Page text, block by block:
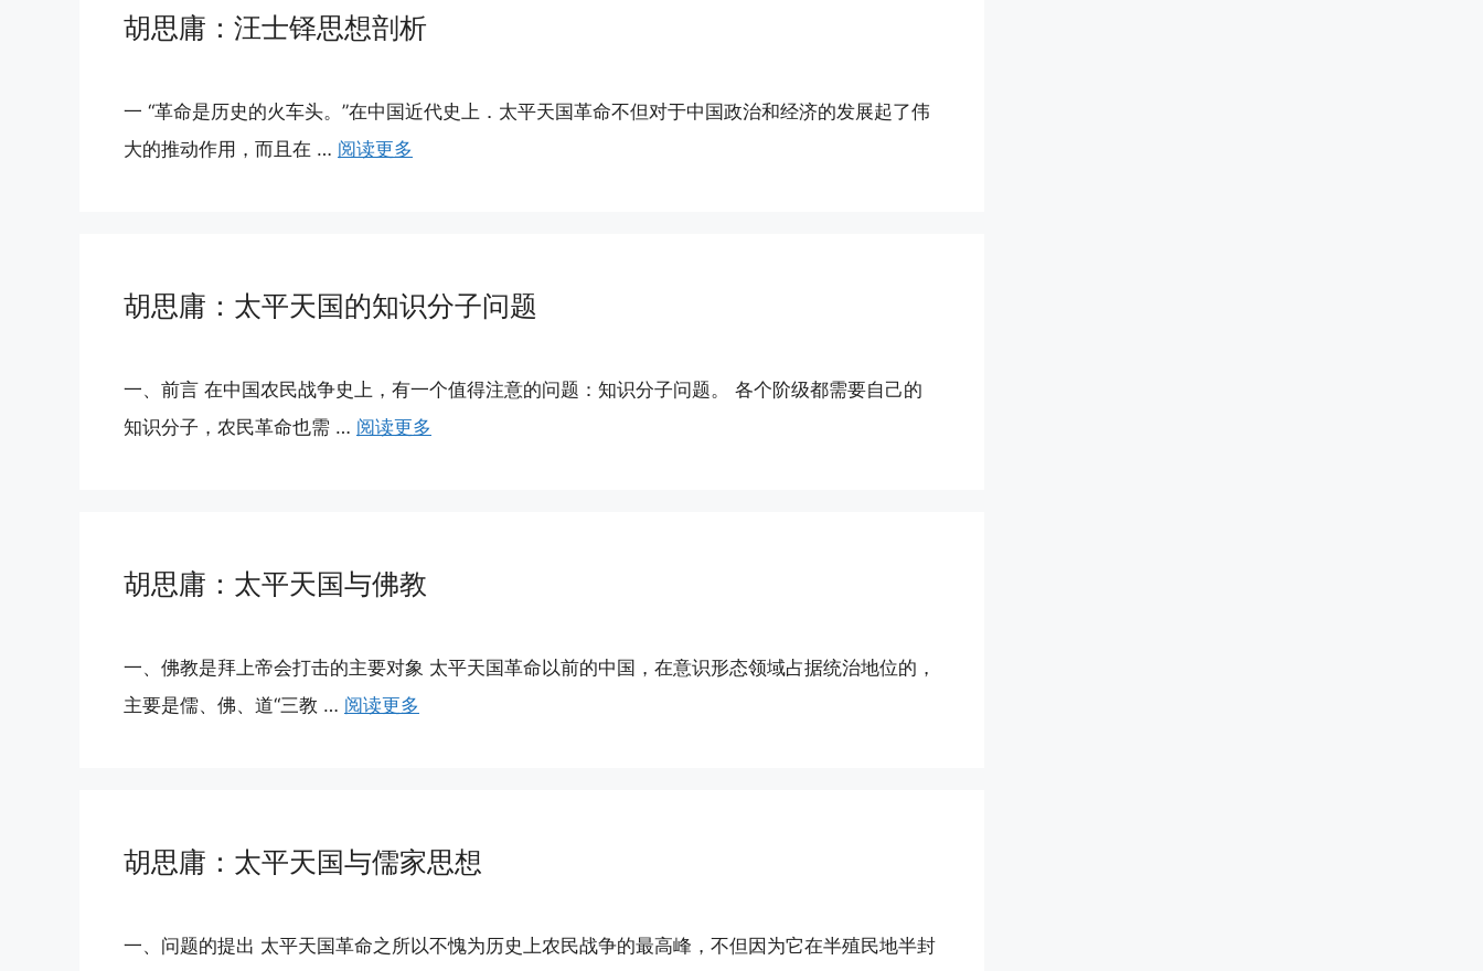
胡思庸：汪士铎思想剖析
一 “革命是历史的火车头。”在中国近代史上．太平天国革命不但对于中国政治和经济的发展起了伟
大的推动作用，而且在 … 阅读更多
胡思庸：太平天国的知识分子问题
一、前言 在中国农民战争史上，有一个值得注意的问题：知识分子问题。 各个阶级都需要自己的
知识分子，农民革命也需 … 阅读更多
胡思庸：太平天国与佛教
一、佛教是拜上帝会打击的主要对象 太平天国革命以前的中国，在意识形态领域占据统治地位的，
主要是儒、佛、道“三教 … 阅读更多
胡思庸：太平天国与儒家思想
一、问题的提出 太平天国革命之所以不愧为历史上农民战争的最高峰，不但因为它在半殖民地半封